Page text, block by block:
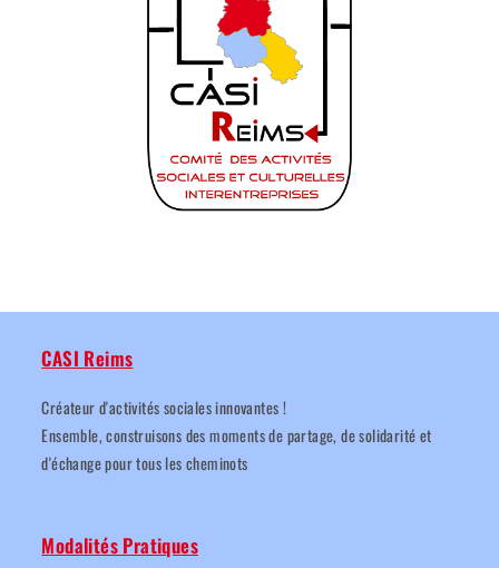
CASI Reims
Créateur d'activités sociales innovantes !
Ensemble, construisons des moments de partage, de solidarité et
d'échange pour tous les cheminots
Modalités Pratiques